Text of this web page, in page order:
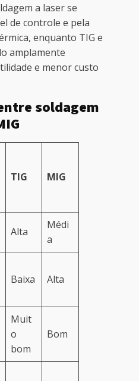
a laser se
de controle e pela
enquanto TIG e
amplamente
e menor custo
soldagem
TIG MIG
Alta
Médi
a
Baixa Alta
Muit
o
bom
Bom